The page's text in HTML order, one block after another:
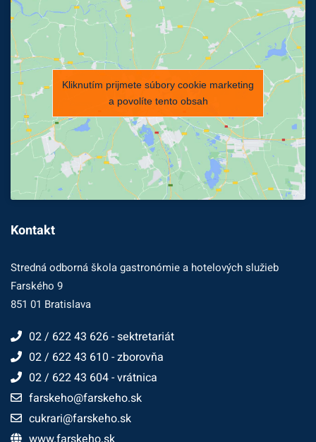
Kliknutím prijmete súbory cookie marketing
a povolíte tento obsah
Kontakt
Stredná odborná škola gastronómie a hotelových služieb
Farského 9
851 01 Bratislava
02 / 622 43 626 - sektretariát
02 / 622 43 610 - zborovňa
02 / 622 43 604 - vrátnica
farskeho@farskeho.sk
cukrari@farskeho.sk